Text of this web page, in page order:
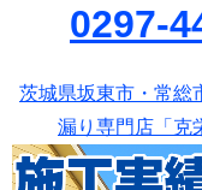
0297-
茨城県坂東市・常総
漏り専門店「克